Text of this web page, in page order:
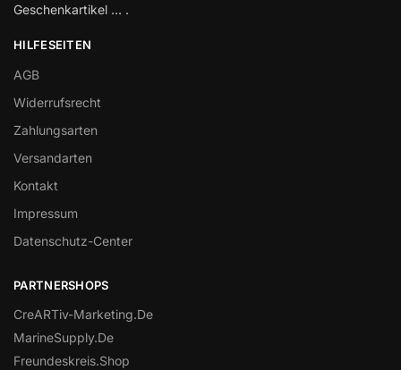
Geschenkartikel … .
HILFESEITEN
AGB
Widerrufsrecht
Zahlungsarten
Versandarten
Kontakt
Impressum
Datenschutz-Center
PARTNERSHOPS
CreARTiv-Marketing.De
MarineSupply.De
Freundeskreis.Shop